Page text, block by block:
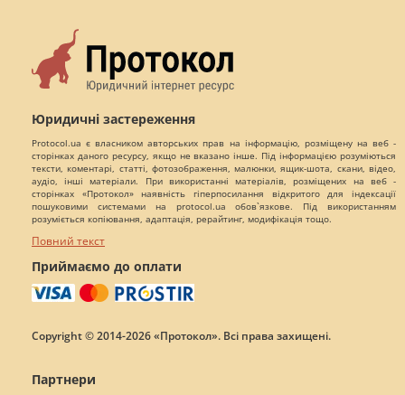
Юридичні застереження
Protocol.ua є власником авторських прав на інформацію, розміщену на веб -
сторінках даного ресурсу, якщо не вказано інше. Під інформацією розуміються
тексти, коментарі, статті, фотозображення, малюнки, ящик-шота, скани, відео,
аудіо, інші матеріали. При використанні матеріалів, розміщених на веб -
сторінках «Протокол» наявність гіперпосилання відкритого для індексації
пошуковими системами на protocol.ua обов`язкове. Під використанням
розуміється копіювання, адаптація, рерайтинг, модифікація тощо.
Повний текст
Приймаємо до оплати
Copyright © 2014-2026 «Протокол». Всі права захищені.
Партнери